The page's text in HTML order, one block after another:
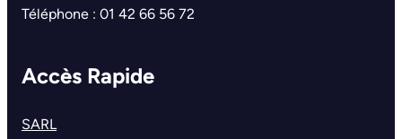
Téléphone : 01 42 66 56 72
Accès Rapide
SARL